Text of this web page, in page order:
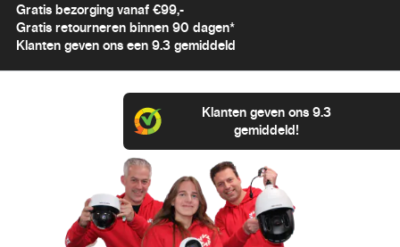
Gratis bezorging vanaf €99,-
Gratis retourneren binnen 90 dagen*
Klanten geven ons een 9.3 gemiddeld
Klanten geven ons 9.3
gemiddeld!